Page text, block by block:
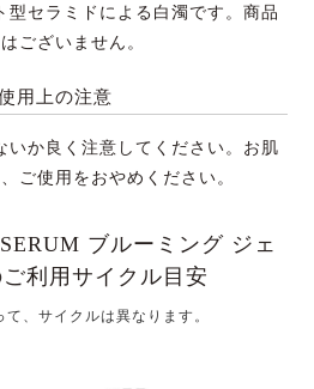
型セラミドによる白濁です。商品
ございません。
用上の注意
いか良く注意してください。お肌
ご使用をおやめください。
ブルーミング ジェ
利用サイクル目安
、サイクルは異なります。